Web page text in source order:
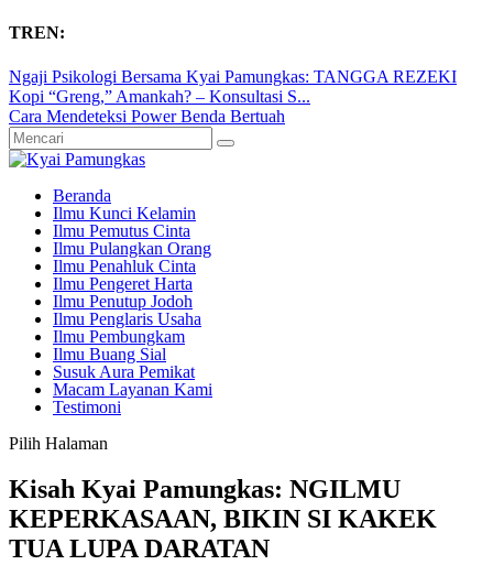
TREN:
Ngaji Psikologi Bersama Kyai Pamungkas: TANGGA REZEKI
Kopi “Greng,” Amankah? – Konsultasi S...
Cara Mendeteksi Power Benda Bertuah
Beranda
Ilmu Kunci Kelamin
Ilmu Pemutus Cinta
Ilmu Pulangkan Orang
Ilmu Penahluk Cinta
Ilmu Pengeret Harta
Ilmu Penutup Jodoh
Ilmu Penglaris Usaha
Ilmu Pembungkam
Ilmu Buang Sial
Susuk Aura Pemikat
Macam Layanan Kami
Testimoni
Pilih Halaman
Kisah Kyai Pamungkas: NGILMU
KEPERKASAAN, BIKIN SI KAKEK
TUA LUPA DARATAN